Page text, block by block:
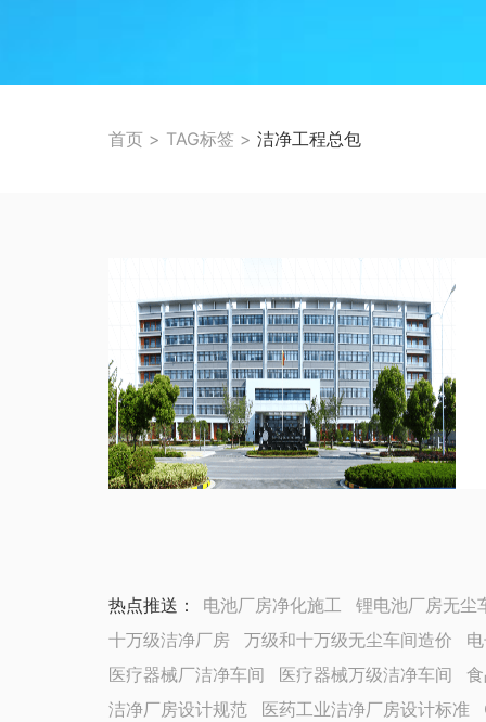
首页 > TAG标签 > 洁净工程总包
热点推送： 电池厂房净化施工
锂电池厂房无尘
十万级洁净厂房
万级和十万级无尘车间造价
医疗器械厂洁净车间
医疗器械万级洁净车间
洁净厂房设计规范
医药工业洁净厂房设计标准